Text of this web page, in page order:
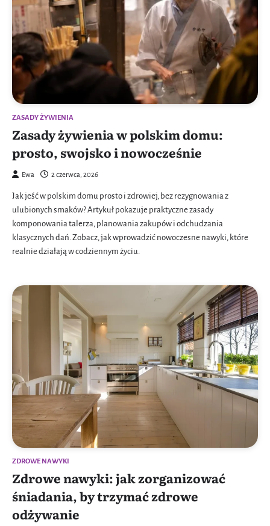
ZASADY ŻYWIENIA
Zasady żywienia w polskim domu:
prosto, swojsko i nowocześnie
Ewa 2 czerwca, 2026
Jak jeść w polskim domu prosto i zdrowiej, bez rezygnowania z
ulubionych smaków? Artykuł pokazuje praktyczne zasady
komponowania talerza, planowania zakupów i odchudzania
klasycznych dań. Zobacz, jak wprowadzić nowoczesne nawyki, które
realnie działają w codziennym życiu.
ZDROWE NAWYKI
Zdrowe nawyki: jak zorganizować
śniadania, by trzymać zdrowe
odżywanie